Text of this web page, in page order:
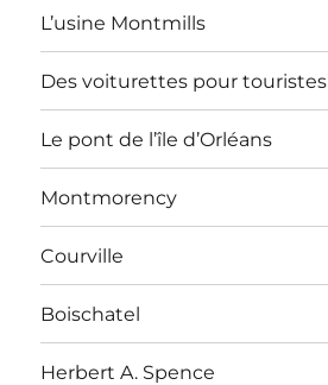
L’usine Montmills
Des voiturettes pour touristes
Le pont de l’île d’Orléans
Montmorency
Courville
Boischatel
Herbert A. Spence